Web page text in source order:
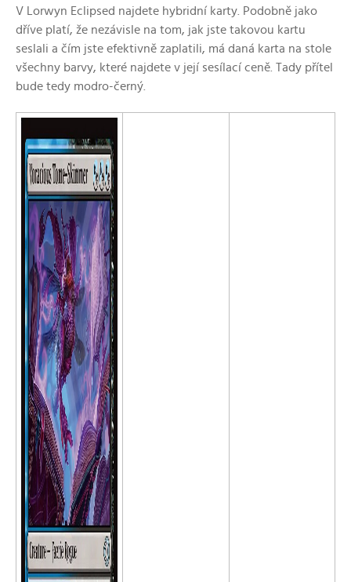
V Lorwyn Eclipsed najdete hybridní karty. Podobně jako
dříve platí, že nezávisle na tom, jak jste takovou kartu
seslali a čím jste efektivně zaplatili, má daná karta na stole
všechny barvy, které najdete v její sesílací ceně. Tady přítel
bude tedy modro-černý.